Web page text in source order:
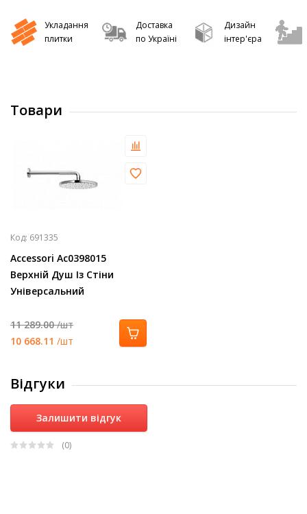
Укладання
плитки
Доставка
по Україні
Дизайн
інтер'єра
Товари
Код: 691335
Accessori Ac0398015
Верхній Душ Із Стіни
Універсальний
11 289.00/шт
10 668.11 /шт
Відгуки
(0)
Залишити відгук